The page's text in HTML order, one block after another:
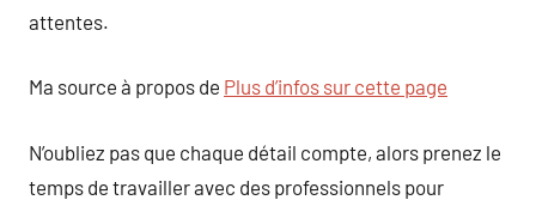
attentes.
Ma source à propos de Plus d’infos sur cette page
N’oubliez pas que chaque détail compte, alors prenez le
temps de travailler avec des professionnels pour